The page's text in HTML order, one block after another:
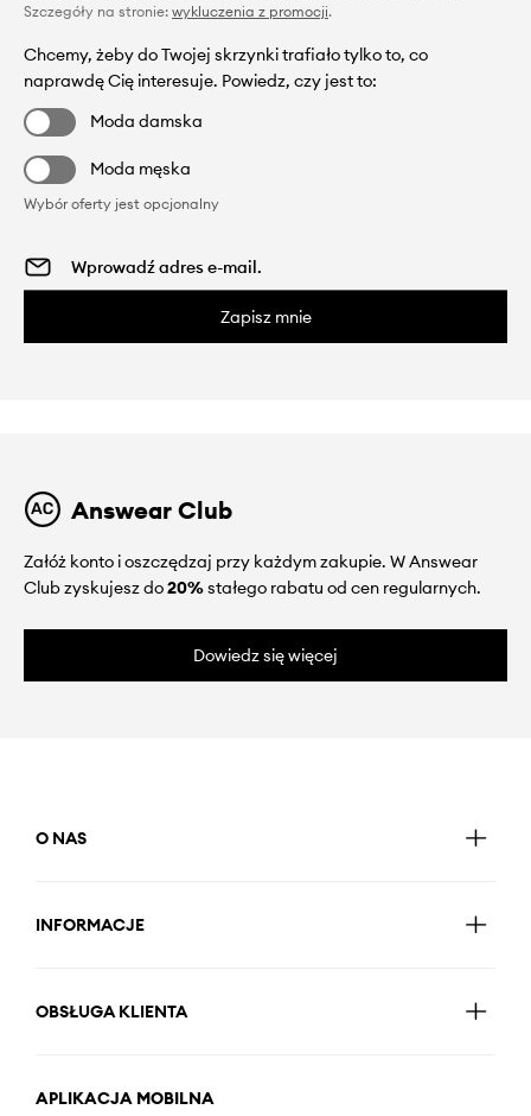
Szczegóły na stronie: wykluczenia z promocji.
Chcemy, żeby do Twojej skrzynki trafiało tylko to, co
naprawdę Cię interesuje. Powiedz, czy jest to:
Moda damska
Moda męska
Wybór oferty jest opcjonalny
Zapisz mnie
Answear Club
Załóż konto i oszczędzaj przy każdym zakupie. W Answear
Club zyskujesz do20%stałego rabatu od cen regularnych.
Dowiedz się więcej
O NAS
INFORMACJE
OBSŁUGA KLIENTA
APLIKACJA MOBILNA